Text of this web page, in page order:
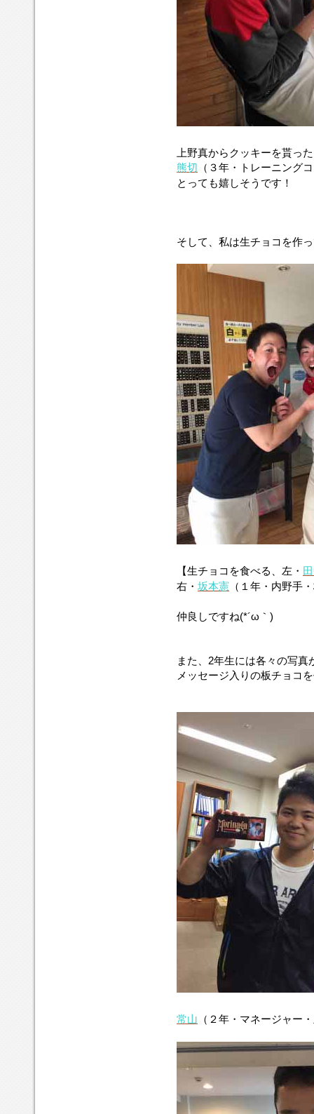
上野真からクッキーを貰った
熊切 （３年・トレーニング
とっても嬉しそうです！
そして、私は生チョコを作
【生チョコを食べる、左・
右・ 坂本憲 （１年・内野手
仲良しですね(*´ω｀)
また、2年生には各々の写真
メッセージ入りの板チョコ
常山 （２年・マネージャー